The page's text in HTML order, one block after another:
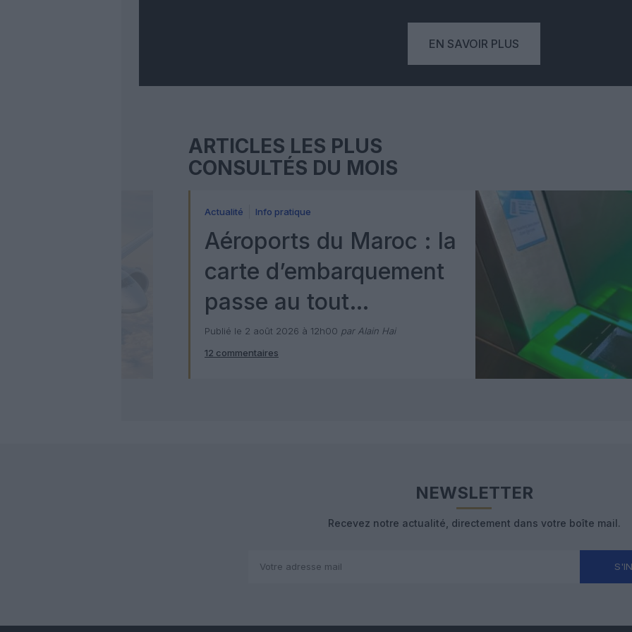
EN SAVOIR PLUS
ARTICLES LES PLUS
CONSULTÉS DU MOIS
Actualité Info pratique
Aéroports du Maroc : la
carte d’embarquement
passe au tout
numérique avec Pax
Check
Publié le 2 août 2026 à 12h00 par Alain Hai
12 commentaires
NEWSLETTER
Recevez notre actualité, directement dans votre boîte mail.